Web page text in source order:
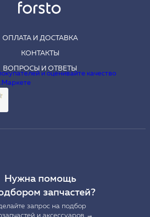
ОПЛАТА И ДОСТАВКА
КОНТАКТЫ
ВОПРОСЫ И ОТВЕТЫ
Нужна помощь
запчастей?
запрос на подбор
и аксессуаров →